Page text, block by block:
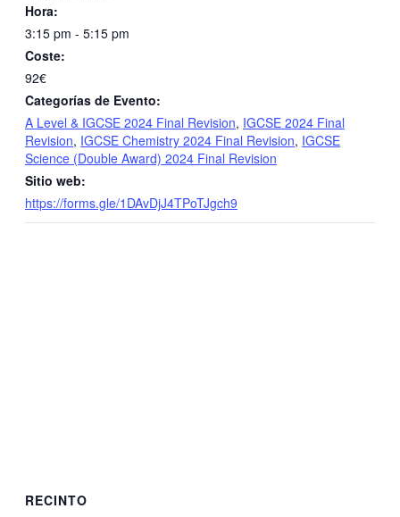
Hora:
3:15 pm - 5:15 pm
Coste:
92€
Categorías de Evento:
A Level & IGCSE 2024 Final Revision, IGCSE 2024 Final
Revision, IGCSE Chemistry 2024 Final Revision, IGCSE
Science (Double Award) 2024 Final Revision
Sitio web:
https://forms.gle/1DAvDjJ4TPoTJgch9
RECINTO